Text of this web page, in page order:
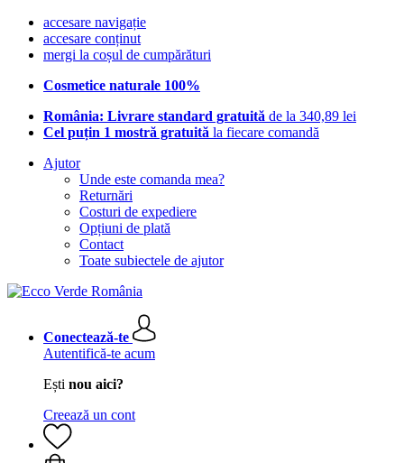
accesare navigație
accesare conținut
mergi la coșul de cumpărături
Cosmetice naturale 100%
România: Livrare standard gratuită de la 340,89 lei
Cel puțin 1 mostră gratuită la fiecare comandă
Ajutor
Unde este comanda mea?
Returnări
Costuri de expediere
Opțiuni de plată
Contact
Toate subiectele de ajutor
Conectează-te
Autentifică-te acum
Ești nou aici?
Creează un cont